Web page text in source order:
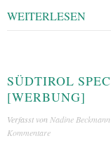
WEITERLESEN
SÜDTIROL
[WERBUNG]
Verfasst von Nadine Beckmann
Kommentare